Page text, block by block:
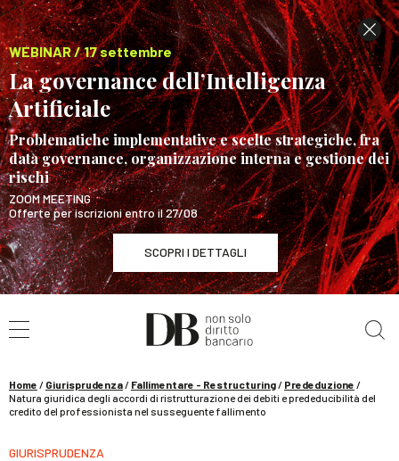
WEBINAR / 17 settembre
La governance dell’Intelligenza
Artificiale
Problematiche implementative e scelte strategiche, fra
data governance, organizzazione interna e gestione dei
rischi
ZOOM MEETING
Offerte per iscrizioni entro il 27/08
SCOPRI I DETTAGLI
WEBINAR / 17 settembre
La governance dell’Intelligenza Artificiale
Home / Giurisprudenza/ Fallimentare - Restructuring/ Prededuzione /
Natura giuridica degli accordi di ristrutturazione dei debiti e prededucibilità del
credito del professionista nel susseguente fallimento
GIURISPRUDENZA